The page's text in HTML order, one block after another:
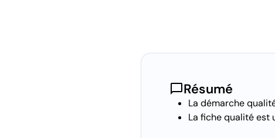
chat_bubbleRésumé
La démarche
La fiche qualité est